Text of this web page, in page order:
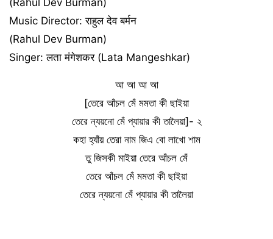
Music Director: राहुल देव बर्मन
(Rahul Dev Burman)
Singer: लता मंगेशकर (Lata Mangeshkar)
আ আ আ আ
[তেরে আঁচল মেঁ মমতা কী ছাইয়া
তেরে ন্যয়নো মেঁ প্যায়ার কী তালৈয়া]- ২
কহা হ্যাঁয় তেরা নাম জিএ বো লাখো শাম
তু জিসকী মাইয়া তেরে আঁচল মেঁ
তেরে আঁচল মেঁ মমতা কী ছাইয়া
তেরে ন্যয়নো মেঁ প্যায়ার কী তালৈয়া